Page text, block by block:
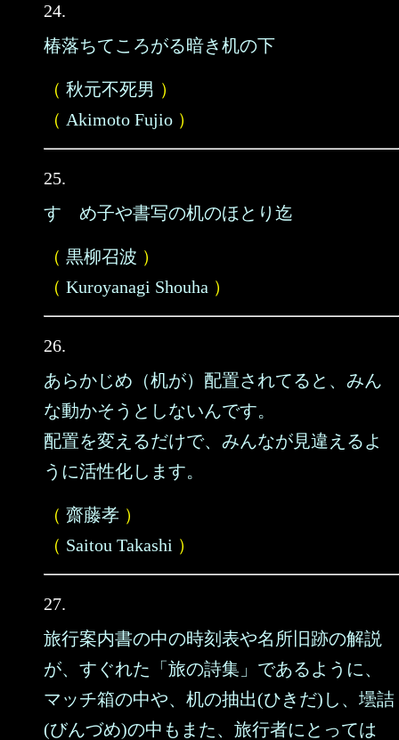
24.
椿落ちてころがる暗き机の下
（ 秋元不死男 ）
（ Akimoto Fujio ）
25.
すゞめ子や書写の机のほとり迄
（ 黒柳召波 ）
（ Kuroyanagi Shouha ）
26.
あらかじめ（机が）配置されてると、みん
な動かそうとしないんです。
配置を変えるだけで、みんなが見違えるよ
うに活性化します。
（ 齋藤孝 ）
（ Saitou Takashi ）
27.
旅行案内書の中の時刻表や名所旧跡の解説
が、すぐれた「旅の詩集」であるように、
マッチ箱の中や、机の抽出(ひきだ)し、壜詰
(びんづめ)の中もまた、旅行者にとっては